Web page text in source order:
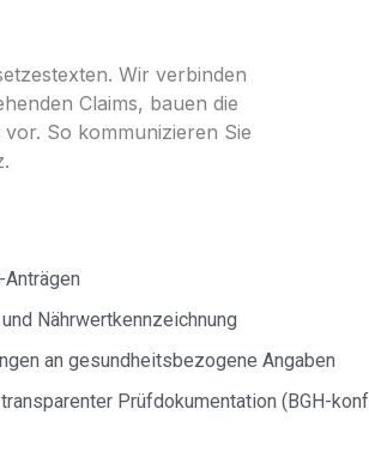
Wir verbinden
Claims, bauen die
So kommunizieren Sie
Nährwertkennzeichnung
an gesundheitsbezogene Angaben
Prüfdokumentation (BGH-